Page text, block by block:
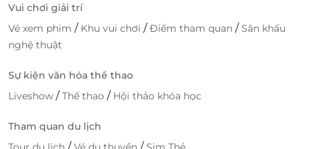
Vui chơi giải trí
Vé xem phim / Khu vui chơi /Điểm tham quan /Sân khấu
nghệ thuật
Sự kiện văn hóa thể thao
Liveshow /Thể thao / Hội thảo khóa học
Tham quan du lịch